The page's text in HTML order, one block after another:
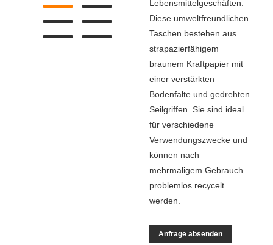
Lebensmittelgeschäften.
Diese umweltfreundlichen
Taschen bestehen aus
strapazierfähigem
braunem Kraftpapier mit
einer verstärkten
Bodenfalte und gedrehten
Seilgriffen. Sie sind ideal
für verschiedene
Verwendungszwecke und
können nach
mehrmaligem Gebrauch
problemlos recycelt
werden.
Anfrage absenden